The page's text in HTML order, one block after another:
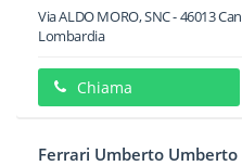
Via ALDO MORO, SNC-46013
Lombardia
Chiama
Ferrari Umberto Umberto